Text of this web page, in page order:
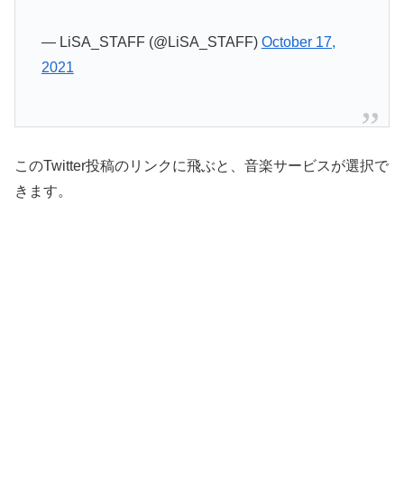
— LiSA_STAFF (@LiSA_STAFF) October 17,
2021
このTwitter投稿のリンクに飛ぶと、音楽サービスが選択で
きます。